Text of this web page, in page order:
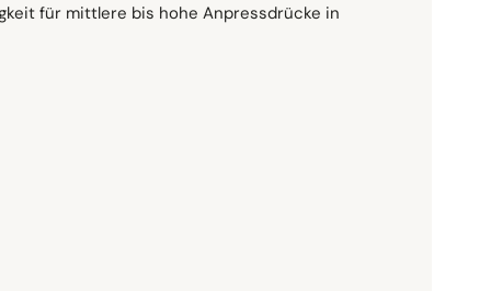
für mittlere bis hohe Anpressdrücke in